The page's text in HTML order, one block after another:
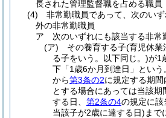
長された管理監督職を占める職員
(4)
非常勤職員であって、次のい
外の非常勤職員
ア
次のいずれにも該当する非常
(ア)
その養育する子(育児休業
る子をいう。以下同じ。)が1
下「1歳6か月到達日」という
から第3条の2に規定する期間
とする場合にあっては当該
する日、第2条の4の規定に該
当該子が2歳に達する日) まで